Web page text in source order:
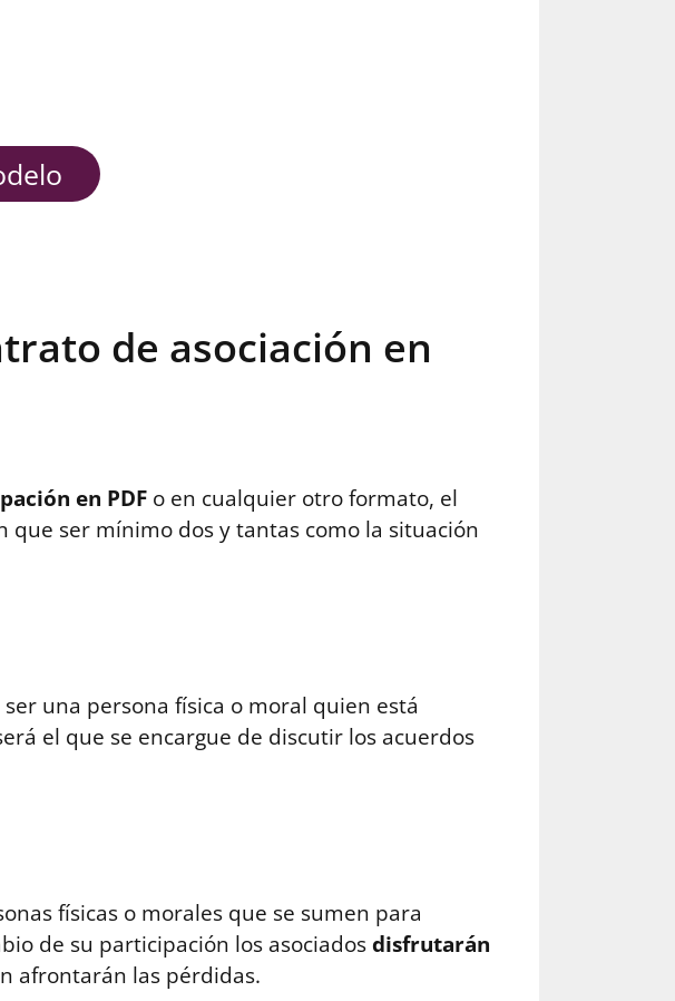
de asociación en
en PDF o en cualquier otro formato, el
ser mínimo dos y tantas como la situación
una persona física o moral quien está
el que se encargue de discutir los acuerdos
físicas o morales que se sumen para
de su participación los asociadosdisfrutarán
afrontarán las pérdidas.